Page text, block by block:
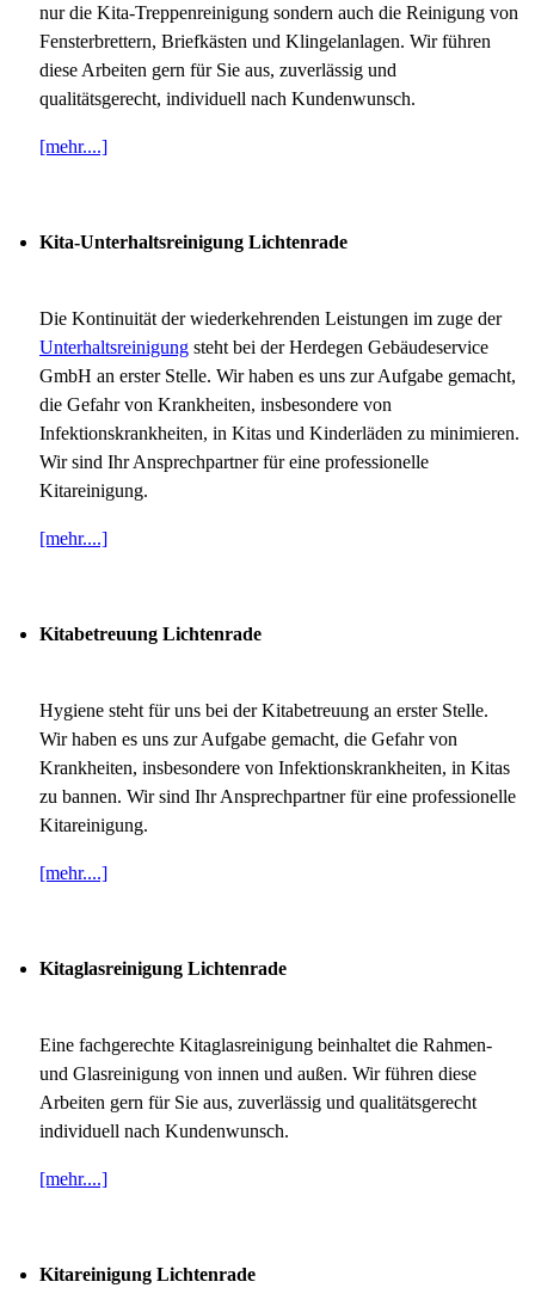
nur die Kita-Treppenreinigung sondern auch die Reinigung von
Fensterbrettern, Briefkästen und Klingelanlagen. Wir führen
diese Arbeiten gern für Sie aus, zuverlässig und
qualitätsgerecht, individuell nach Kundenwunsch.
[mehr....]
Kita-Unterhaltsreinigung Lichtenrade
Die Kontinuität der wiederkehrenden Leistungen im zuge der
Unterhaltsreinigung steht bei der Herdegen Gebäudeservice
GmbH an erster Stelle. Wir haben es uns zur Aufgabe gemacht,
die Gefahr von Krankheiten, insbesondere von
Infektionskrankheiten, in Kitas und Kinderläden zu minimieren.
Wir sind Ihr Ansprechpartner für eine professionelle
Kitareinigung.
[mehr....]
Kitabetreuung Lichtenrade
Hygiene steht für uns bei der Kitabetreuung an erster Stelle.
Wir haben es uns zur Aufgabe gemacht, die Gefahr von
Krankheiten, insbesondere von Infektionskrankheiten, in Kitas
zu bannen. Wir sind Ihr Ansprechpartner für eine professionelle
Kitareinigung.
[mehr....]
Kitaglasreinigung Lichtenrade
Eine fachgerechte Kitaglasreinigung beinhaltet die Rahmen-
und Glasreinigung von innen und außen. Wir führen diese
Arbeiten gern für Sie aus, zuverlässig und qualitätsgerecht
individuell nach Kundenwunsch.
[mehr....]
Kitareinigung Lichtenrade